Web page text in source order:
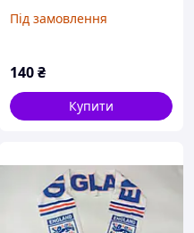
для уболівальників
Під замовлення
140₴
Купити